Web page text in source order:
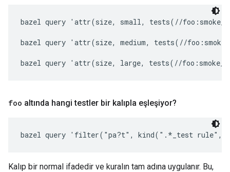
bazel query 'attr(size, small, tests(//
bazel query 'attr(size, medium, tests(//
foo altında hangi testler bir kalıpla eşleşiyor?
bazel query 'filter("pa?t", kind(".*_test
Kalıp bir normal ifadedir ve kuralın tam adına uygulanır. Bu,